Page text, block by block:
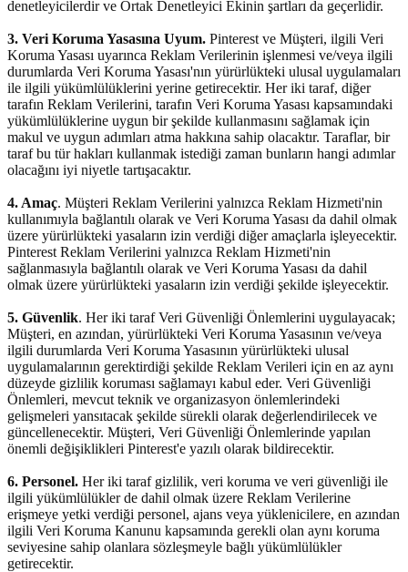
denetleyicilerdir ve Ortak Denetleyici Ekinin şartları da geçerlidir.
3. Veri Koruma Yasasına Uyum. Pinterest ve Müşteri, ilgili Veri
Koruma Yasası uyarınca Reklam Verilerinin işlenmesi ve/veya ilgili
durumlarda Veri Koruma Yasası'nın yürürlükteki ulusal uygulamaları
ile ilgili yükümlülüklerini yerine getirecektir. Her iki taraf, diğer
tarafın Reklam Verilerini, tarafın Veri Koruma Yasası kapsamındaki
yükümlülüklerine uygun bir şekilde kullanmasını sağlamak için
makul ve uygun adımları atma hakkına sahip olacaktır. Taraflar, bir
taraf bu tür hakları kullanmak istediği zaman bunların hangi adımlar
olacağını iyi niyetle tartışacaktır.
4. Amaç. Müşteri Reklam Verilerini yalnızca Reklam Hizmeti'nin
kullanımıyla bağlantılı olarak ve Veri Koruma Yasası da dahil olmak
üzere yürürlükteki yasaların izin verdiği diğer amaçlarla işleyecektir.
Pinterest Reklam Verilerini yalnızca Reklam Hizmeti'nin
sağlanmasıyla bağlantılı olarak ve Veri Koruma Yasası da dahil
olmak üzere yürürlükteki yasaların izin verdiği şekilde işleyecektir.
5. Güvenlik. Her iki taraf Veri Güvenliği Önlemlerini uygulayacak;
Müşteri, en azından, yürürlükteki Veri Koruma Yasasının ve/veya
ilgili durumlarda Veri Koruma Yasasının yürürlükteki ulusal
uygulamalarının gerektirdiği şekilde Reklam Verileri için en az aynı
düzeyde gizlilik koruması sağlamayı kabul eder. Veri Güvenliği
Önlemleri, mevcut teknik ve organizasyon önlemlerindeki
gelişmeleri yansıtacak şekilde sürekli olarak değerlendirilecek ve
güncellenecektir. Müşteri, Veri Güvenliği Önlemlerinde yapılan
önemli değişiklikleri Pinterest'e yazılı olarak bildirecektir.
6. Personel. Her iki taraf gizlilik, veri koruma ve veri güvenliği ile
ilgili yükümlülükler de dahil olmak üzere Reklam Verilerine
erişmeye yetki verdiği personel, ajans veya yüklenicilere, en azından
ilgili Veri Koruma Kanunu kapsamında gerekli olan aynı koruma
seviyesine sahip olanlara sözleşmeyle bağlı yükümlülükler
getirecektir.